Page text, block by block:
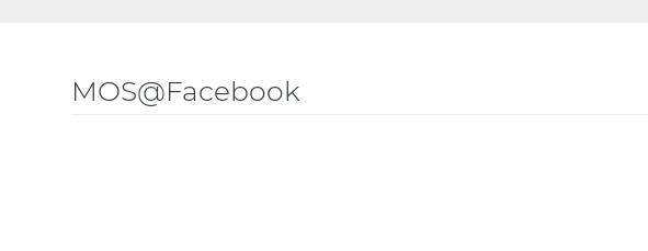
MOS@Facebook